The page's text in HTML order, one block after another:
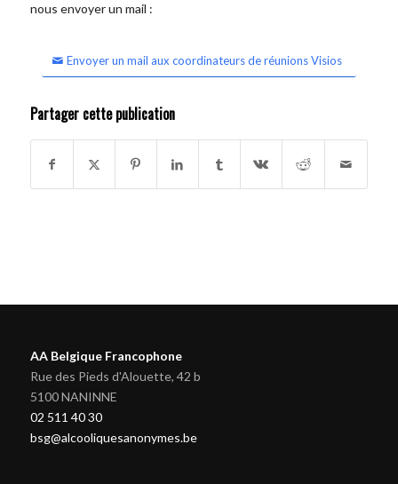
nous envoyer un mail :
Envoyer un mail aux coordinateurs de réunions Visios
Partager cette publication
AA Belgique Francophone
Rue des Pieds d'Alouette, 42 b
5100 NANINNE
02 511 40 30
bsg@alcooliquesanonymes.be